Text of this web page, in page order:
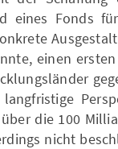
eines Fonds
einen
langfristige
die 100
nicht